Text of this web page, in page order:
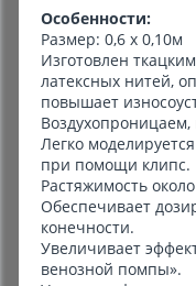
Особенности:
Размер: 0,6 х 0,10м
Изготовлен
латексных нитей,
повышает
Легко
при помощи клипс.
Растяжимость
Обеспечивает
конечности.
Увеличивает
венозной помпы».